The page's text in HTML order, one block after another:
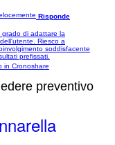
Risponde
di adattare la
Riesco a
soddisfacente
prefissati.
in Cronoshare
preventivo